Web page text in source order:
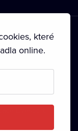
Zásady používání
které
online.